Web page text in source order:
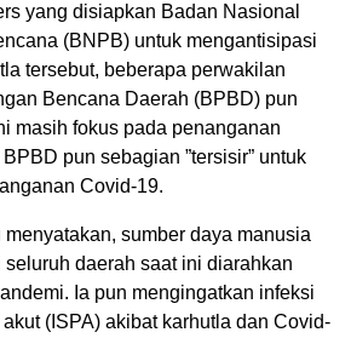
yang disiapkan Badan Nasional
(BNPB) untuk mengantisipasi
tersebut, beberapa perwakilan
Bencana Daerah (BPBD) pun
masih fokus pada penanganan
pun sebagian ”tersisir” untuk
Covid-19.
sumber daya manusia
daerah saat ini diarahkan
Ia pun mengingatkan infeksi
(ISPA) akibat karhutla dan Covid-